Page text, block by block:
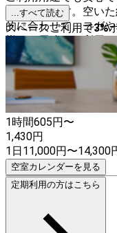
収納できます。空い
的に合わせて、ヨガ
様々な用途にご利用
占いにも利用されてお
...すべて読む
スペースご利用で3%
1時間605円〜
1,430円
1日11,000円〜14,300
空室カレンダーを見る
定期利用の方はこちら